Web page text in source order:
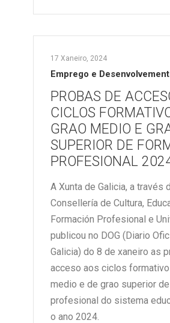
17 Xaneiro, 2024
Emprego e
PROBAS DE
CICLOS
GRAO MEDIO E
SUPERIOR DE
PROFESIONAL
A Xunta de Galicia, a través
Consellería de Cultura,
Formación Profesional e
publicou no DOG (Diario
Galicia) do 8 de xaneiro as
acceso aos ciclos
medio e de grao superior
profesional do sistema
o ano 2024.